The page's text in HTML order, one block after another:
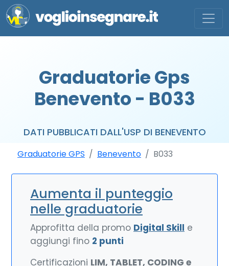
Graduatorie Gps
Benevento - B033
DATI PUBBLICATI DALL'USP DI BENEVENTO
Graduatorie GPS Benevento B033
Aumenta il punteggio
nelle graduatorie
Approfitta della promo Digital Skill e
aggiungi fino 2 punti
Certificazioni LIM, TABLET, CODING e